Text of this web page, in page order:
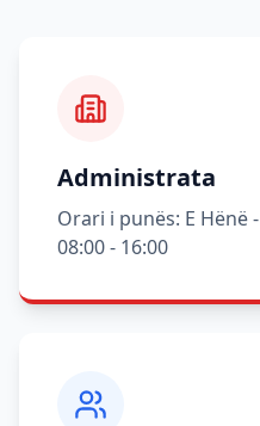
Administrata
Orari i punës: E Hënë
08:00 - 16:00